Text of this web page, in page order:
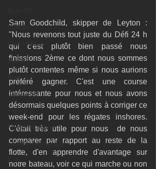
VOR60
Class Rhum
JMD54
Botin 52
Classe 50
Figaro 3
Flying Phantom
L&#39;Hydroptère
F18
Sam Goodchild, skipper de Leyton :
"Nous revenons tout juste du Défi 24 h
qui c'est plutôt bien passé nous
finissions 2ème ce dont nous sommes
plutôt contentes même si nous aurions
préféré gagner. C'est une course
intéressante pour nous et nous avons
désormais quelques points à corriger ce
week-end pour les régates inshores.
C'était très utile pour nous  de nous
comparer par rapport au reste de la
flotte, d'en apprendre d'avantage sur
notre bateau, voir ce qui marche ou non